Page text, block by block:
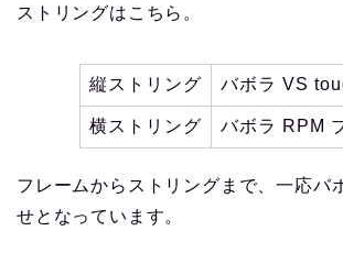
ストリングはこちら。
縦ストリング バボラ VS
横ストリング バボラ RPM
フレームからストリングまで、一応バ
せとなっています。